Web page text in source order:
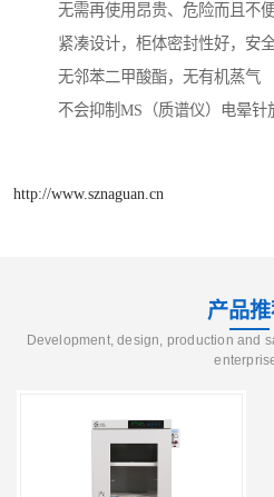
无需再使用昂贵、危险而且不
紧凑设计，柜体密封性好，安全
无邻苯二甲酸酯，无有机蒸气
不会抑制MS（质谱仪）电晕针
http://www.sznaguan.cn
产品
Development, design, production and